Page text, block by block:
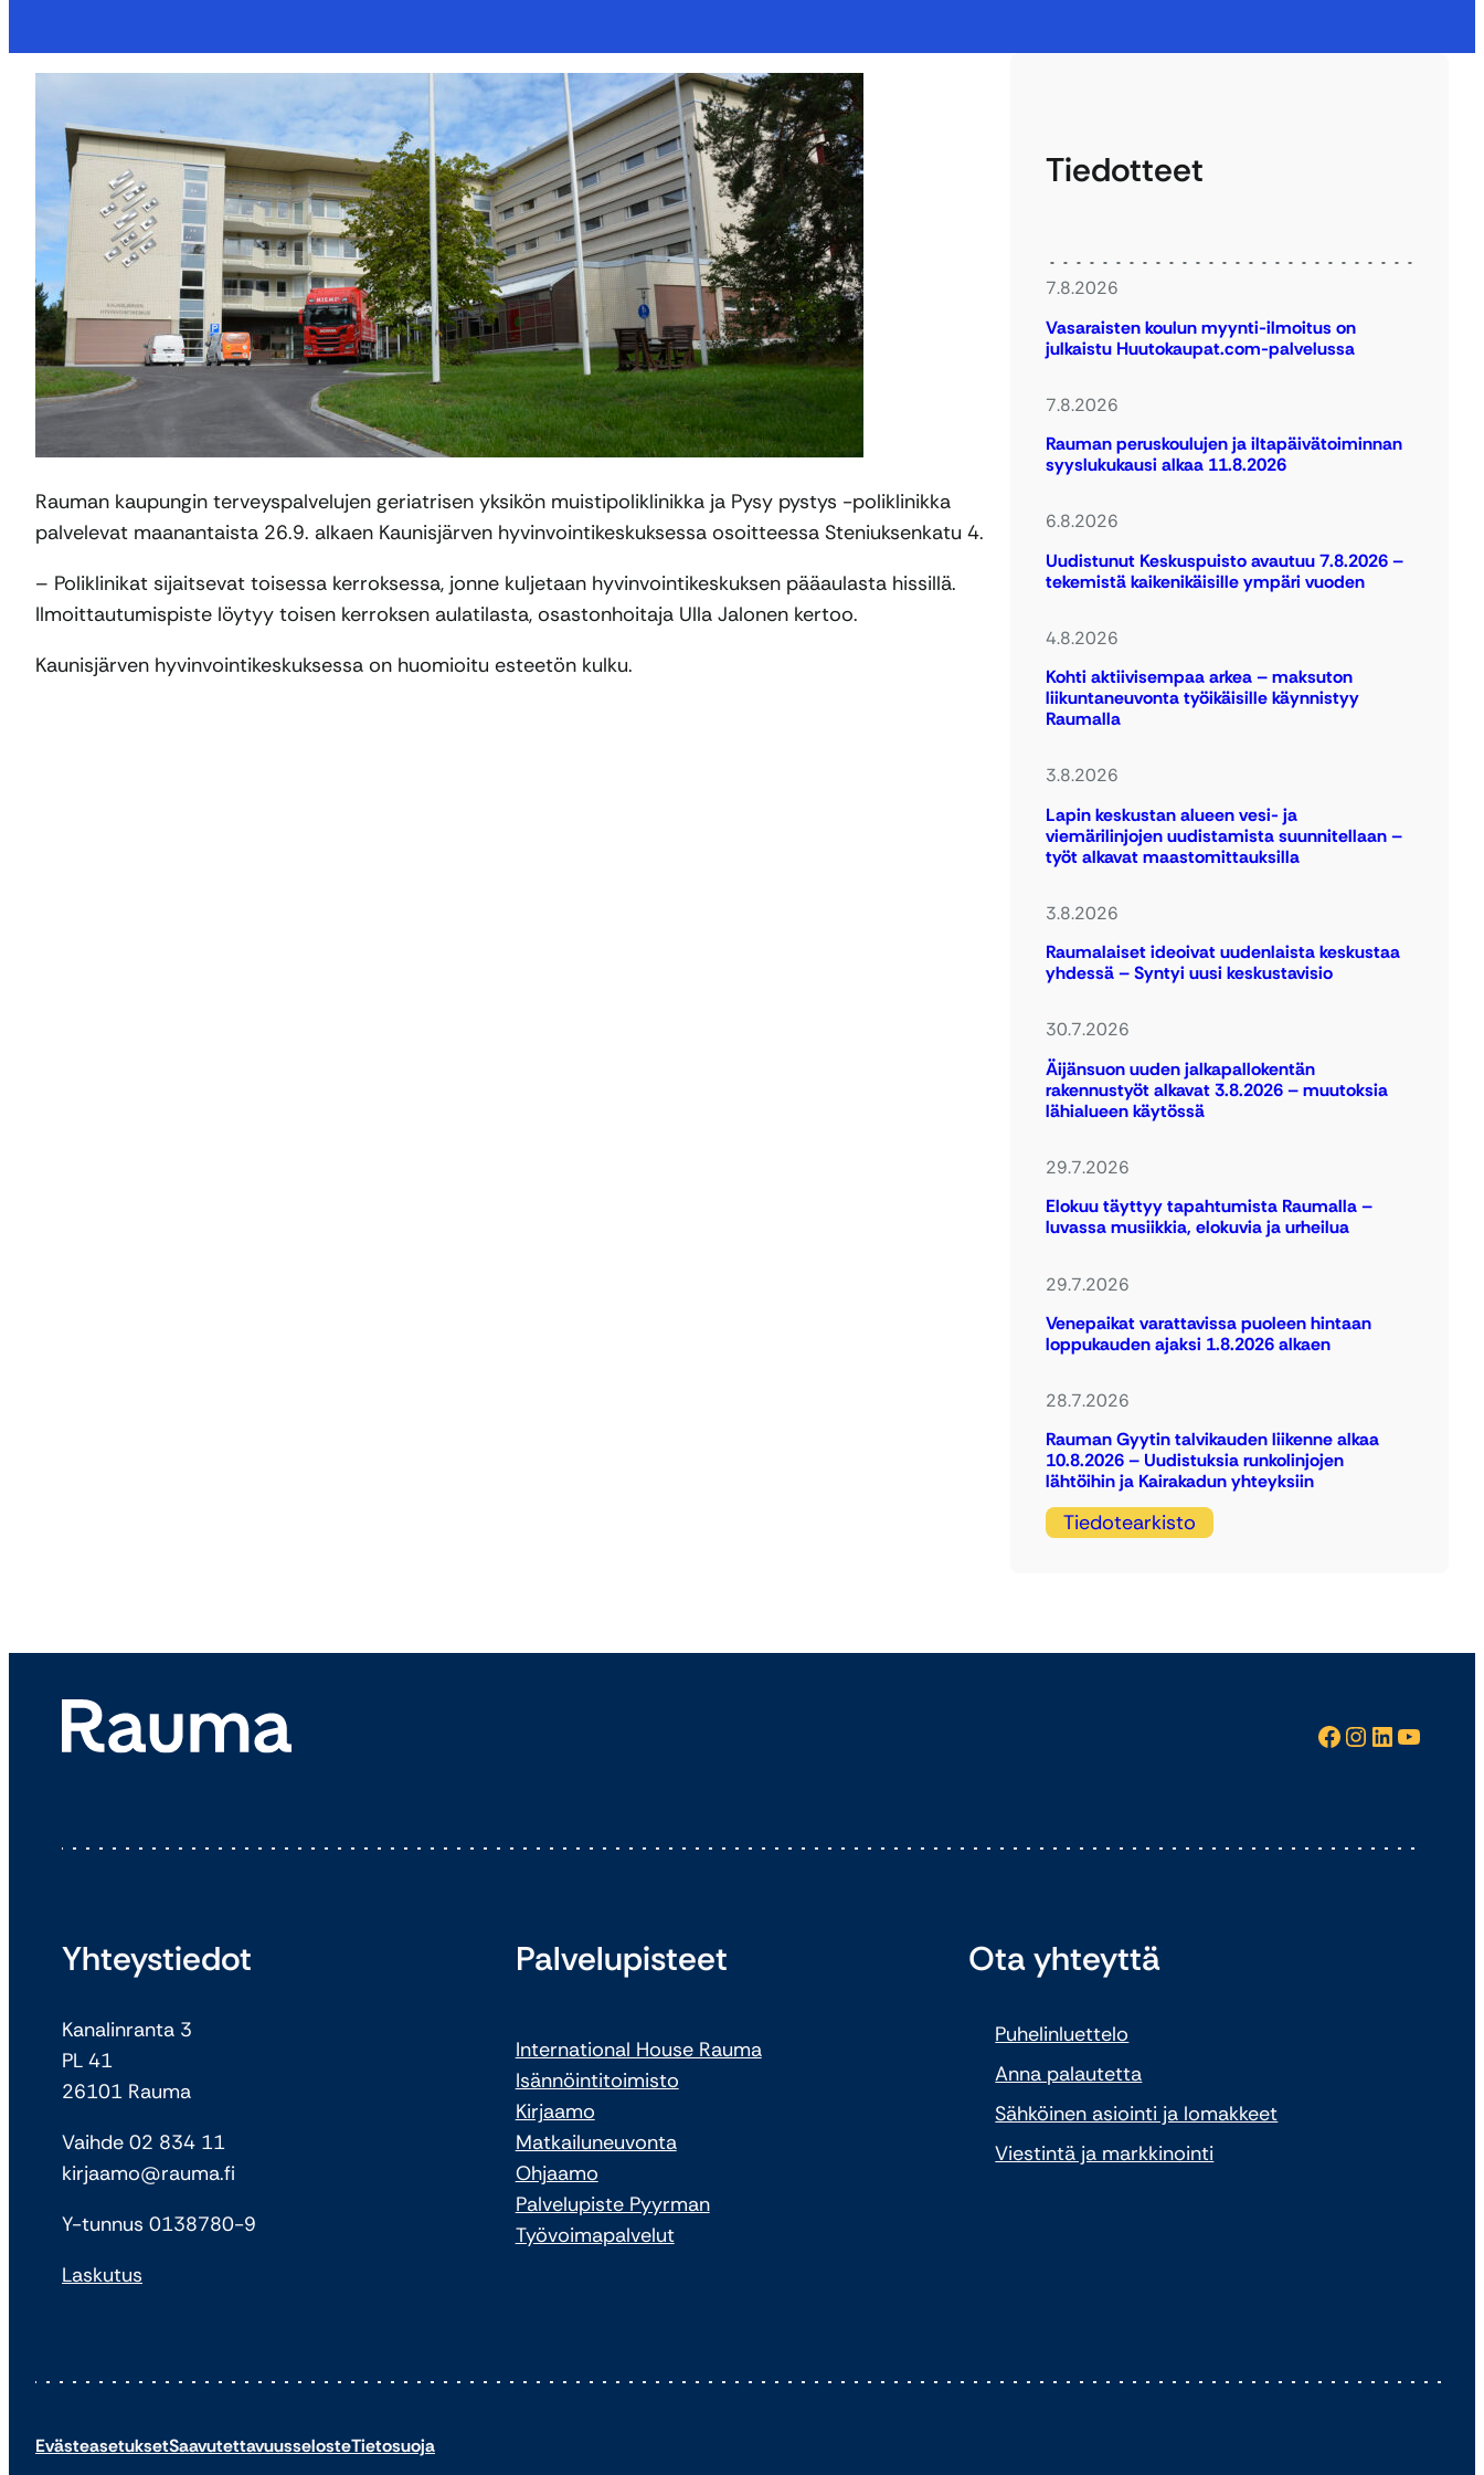
Rauman kaupungin terveyspalvelujen geriatrisen yksikön muistipoliklinikka ja Pysy pystys -poliklinikka
palvelevat maanantaista 26.9. alkaen Kaunisjärven hyvinvointikeskuksessa osoitteessa Steniuksenkatu 4.
– Poliklinikat sijaitsevat toisessa kerroksessa, jonne kuljetaan hyvinvointikeskuksen pääaulasta hissillä.
Ilmoittautumispiste löytyy toisen kerroksen aulatilasta, osastonhoitaja Ulla Jalonen kertoo.
Kaunisjärven hyvinvointikeskuksessa on huomioitu esteetön kulku.
Tiedotteet
7.8.2026
Vasaraisten koulun myynti-ilmoitus on
julkaistu Huutokaupat.com-palvelussa
7.8.2026
Rauman peruskoulujen ja iltapäivätoiminnan
syyslukukausi alkaa 11.8.2026
6.8.2026
Uudistunut Keskuspuisto avautuu 7.8.2026 –
tekemistä kaikenikäisille ympäri vuoden
4.8.2026
Kohti aktiivisempaa arkea – maksuton
liikuntaneuvonta työikäisille käynnistyy
Raumalla
3.8.2026
Lapin keskustan alueen vesi- ja
viemärilinjojen uudistamista suunnitellaan –
työt alkavat maastomittauksilla
3.8.2026
Raumalaiset ideoivat uudenlaista keskustaa
yhdessä – Syntyi uusi keskustavisio
30.7.2026
Äijänsuon uuden jalkapallokentän
rakennustyöt alkavat 3.8.2026 – muutoksia
lähialueen käytössä
29.7.2026
Elokuu täyttyy tapahtumista Raumalla –
luvassa musiikkia, elokuvia ja urheilua
29.7.2026
Venepaikat varattavissa puoleen hintaan
loppukauden ajaksi 1.8.2026 alkaen
28.7.2026
Rauman Gyytin talvikauden liikenne alkaa
10.8.2026 – Uudistuksia runkolinjojen
lähtöihin ja Kairakadun yhteyksiin
Tiedotearkisto
Facebook InstagramLinkedIn YouTube
Yhteystiedot
Kanalinranta 3
PL 41
26101 Rauma
Vaihde 02 834 11
kirjaamo@rauma.fi
Y-tunnus 0138780-9
Laskutus
Palvelupisteet
International House Rauma
Isännöintitoimisto
Kirjaamo
Matkailuneuvonta
Ohjaamo
Palvelupiste Pyyrman
Työvoimapalvelut
Ota yhteyttä
Puhelinluettelo
Anna palautetta
Sähköinen asiointi ja lomakkeet
Viestintä ja markkinointi
EvästeasetuksetSaavutettavuusselosteTietosuoja